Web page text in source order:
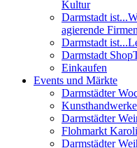
Kultur
Darmstadt
agierende
Darmstadt
Darmstadt Shop
Einkaufen
Events und Märkte
Darmstädter
Darmstädter
Flohmarkt
Darmstädter